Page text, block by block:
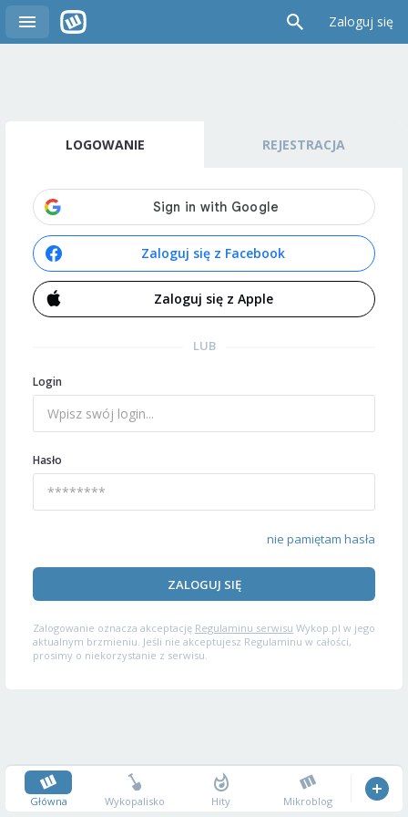
Zaloguj się
LOGOWANIE REJESTRACJA
Zaloguj się z Facebook
Zaloguj się z Apple
LUB
Login
Hasło
nie pamiętam hasła
ZALOGUJ SIĘ
Zalogowanie oznacza akceptację Regulaminu serwisu Wykop.pl w jego
aktualnym brzmieniu. Jeśli nie akceptujesz Regulaminu w całości,
prosimy o niekorzystanie z serwisu.
Główna Wykopalisko Hity Mikroblog